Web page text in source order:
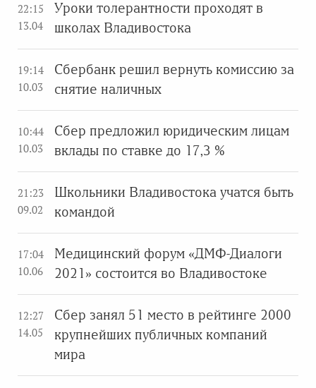
22:15
13.04
Уроки толерантности проходят в
школах Владивостока
19:14
10.03
Сбербанк решил вернуть комиссию за
снятие наличных
10:44
10.03
Сбер предложил юридическим лицам
вклады по ставке до 17,3 %
21:23
09.02
Школьники Владивостока учатся быть
командой
17:04
10.06
Медицинский форум «ДМФ-Диалоги
2021» состоится во Владивостоке
12:27
14.05
Сбер занял 51 место в рейтинге 2000
крупнейших публичных компаний
мира